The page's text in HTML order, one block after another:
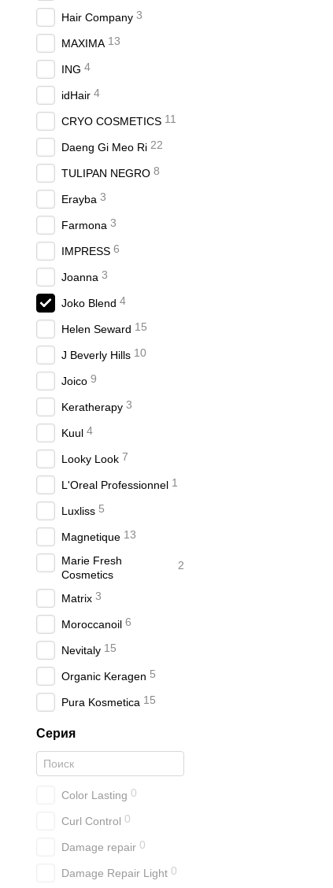
Hair Company 3
MAXIMA 13
ING 4
idHair 4
CRYO COSMETICS 11
Daeng Gi Meo Ri 22
TULIPAN NEGRO 8
Erayba 3
Farmona 3
IMPRESS 6
Joanna 3
Joko Blend 4
Helen Seward 15
J Beverly Hills 10
Joico 9
Keratherapy 3
Kuul 4
Looky Look 7
L'Oreal Professionnel 1
Luxliss 5
Magnetique 13
Marie Fresh
Cosmetics
2
Matrix 3
Moroccanoil 6
Nevitaly 15
Organic Keragen 5
Pura Kosmetica 15
Серия
Color Lasting 0
Curl Control 0
Damage repair 0
Damage Repair Light 0